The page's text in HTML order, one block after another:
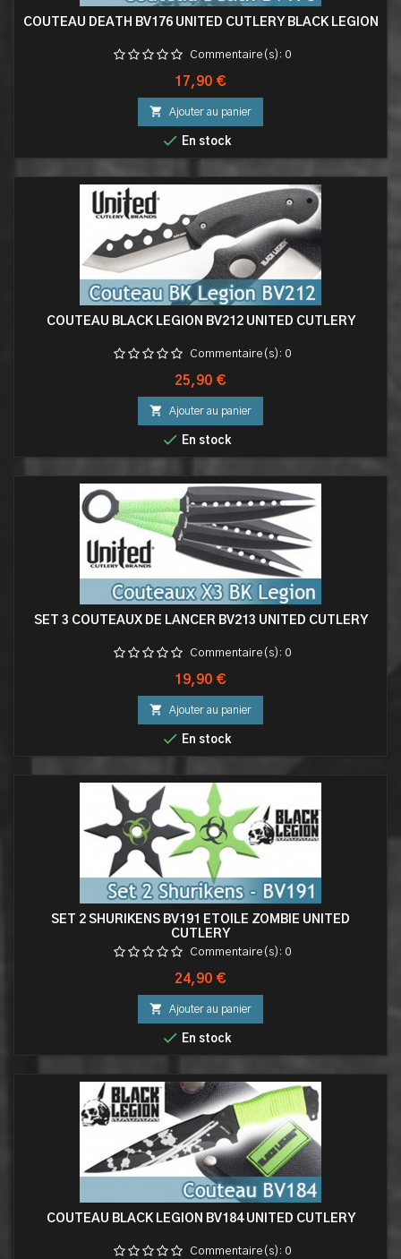
COUTEAU DEATH BV176 UNITED CUTLERY BLACK LEGION
Commentaire(s): 0
Prix
17,90 €
 Ajouter au panier
 En stock
COUTEAU BLACK LEGION BV212 UNITED CUTLERY
Commentaire(s): 0
Prix
25,90 €
 Ajouter au panier
 En stock
SET 3 COUTEAUX DE LANCER BV213 UNITED CUTLERY
Commentaire(s): 0
Prix
19,90 €
 Ajouter au panier
 En stock
SET 2 SHURIKENS BV191 ETOILE ZOMBIE UNITED
CUTLERY
Commentaire(s): 0
Prix
24,90 €
 Ajouter au panier
 En stock
COUTEAU BLACK LEGION BV184 UNITED CUTLERY
Commentaire(s): 0